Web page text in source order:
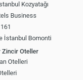
Kozyatağı
Business
İstanbul Bomonti
Zincir Oteller
Otelleri